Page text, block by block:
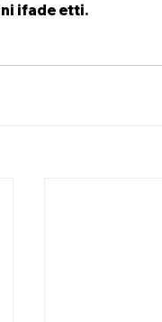
ifade etti.